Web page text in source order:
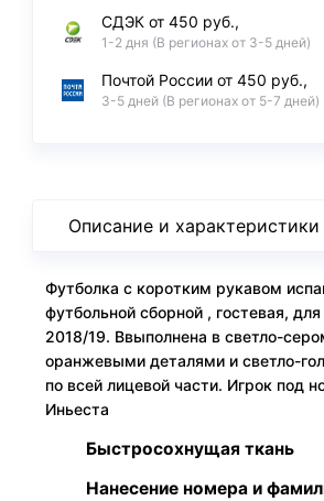
СДЭК от 450 руб.,
1-2 дня (В регионах от 3-5 дней)
Почтой России от 450 руб.,
3-5 дней (В регионах от 5-7 дней)
Описание и характеристики
Футболка с коротким рукавом
футбольной сборной , гостевая, для
2018/19. Ввыполнена в светло-
оранжевыми деталями и светло-
по всей лицевой части. Игрок под
Иньеста
Быстросохнущая ткань
Нанесение номера и